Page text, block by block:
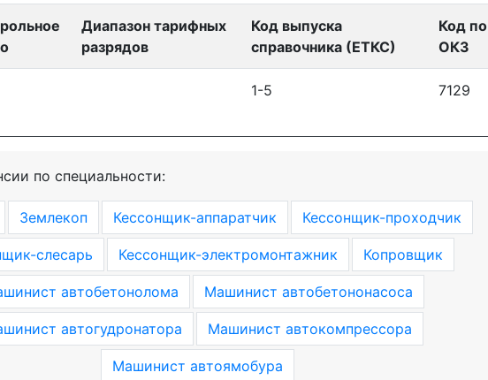
Диапазон тарифных
разрядов
Код выпуска
справочника (ЕТКС)
Код по
ОКЗ
1-5 7129
по специальности:
Землекоп Кессонщик-аппаратчик Кессонщик-проходчик
слесарь Кессонщик-электромонтажник Копровщик
автобетонолома Машинист автобетононасоса
автогудронатора Машинист автокомпрессора
Машинист автоямобура